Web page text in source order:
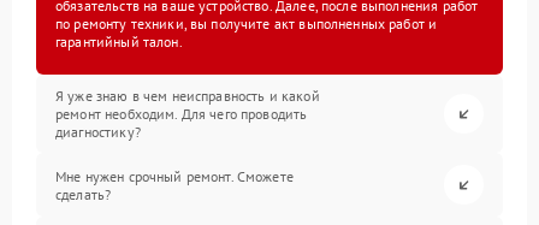
обязательств на ваше устройство. Далее, после выполнения работ
по ремонту техники, вы получите акт выполненных работ и
гарантийный талон.
Я уже знаю в чем неисправность и какой
ремонт необходим. Для чего проводить
диагностику?
Мне нужен срочный ремонт. Сможете
сделать?